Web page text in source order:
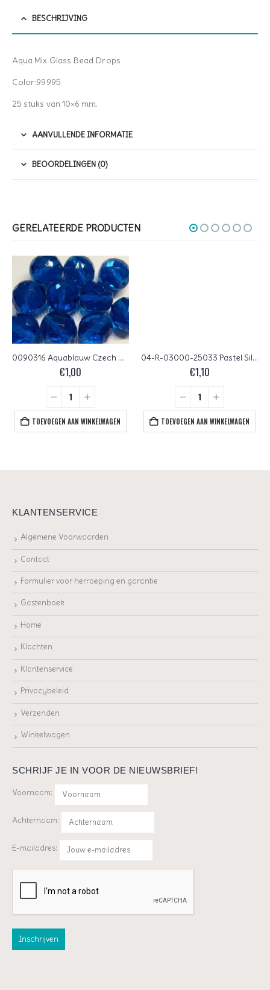
BESCHRIJVING
Aqua Mix Glass Bead Drops
Color:99995
25 stuks van 10×6 mm.
AANVULLENDE INFORMATIE
BEOORDELINGEN (0)
GERELATEERDE PRODUCTEN
0090316 Aquablauw Czech Glass Facet Firepolish 14 mm 5 stuks
€1,00
TOEVOEGEN AAN WINKELWAGEN
04-R-03000-25033 Pastel Silky Pearl Teal ( Petrol) round 4 mm. 60 Pc.
€1,10
TOEVOEGEN AAN WINKELWAGEN
KLANTENSERVICE
Algemene Voorwaarden
Contact
Formulier voor herroeping en garantie
Gastenboek
Home
Klachten
Klantenservice
Privacybeleid
Verzenden
Winkelwagen
SCHRIJF JE IN VOOR DE NIEUWSBRIEF!
Voornaam:
Achternaam:
E-mailadres: